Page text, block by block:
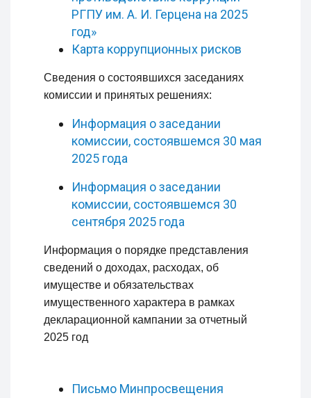
РГПУ им. А. И. Герцена на 2025
год»
Карта коррупционных рисков
Сведения о состоявшихся заседаниях
комиссии и принятых решениях:
Информация о заседании
комиссии, состоявшемся 30 мая
2025 года
Информация о заседании
комиссии, состоявшемся 30
сентября 2025 года
Информация о порядке представления
сведений о доходах, расходах, об
имуществе и обязательствах
имущественного характера в рамках
декларационной кампании за отчетный
2025 год
Письмо Минпросвещения